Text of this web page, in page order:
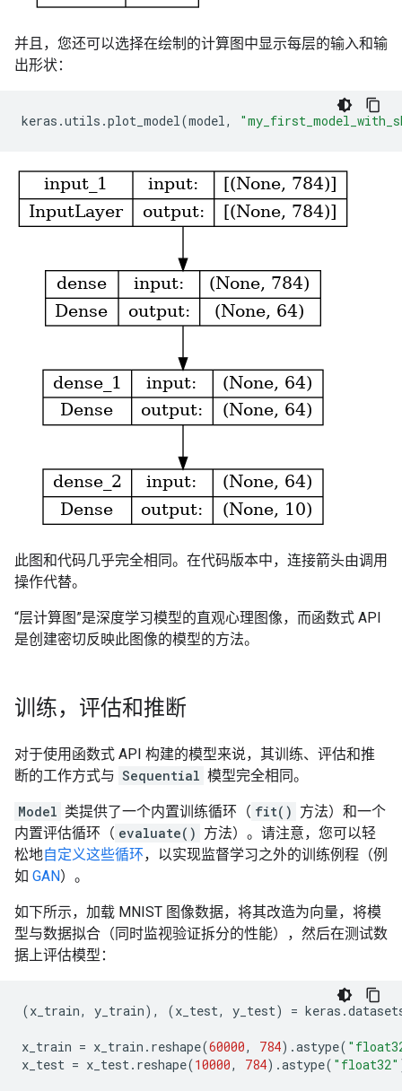
并且，您还可以选择在绘制的计算图中显示每层的输入和输
出形状：
keras .utils .plot_model(model,
此图和代码几乎完全相同。在代码版本中，连接箭头由调用
操作代替。
“层计算图”是深度学习模型的直观心理图像，而函数式 API
是创建密切反映此图像的模型的方法。
训练，评估和推断
对于使用函数式 API 构建的模型来说，其训练、评估和推
断的工作方式与 Sequential 模型完全相同。
Model 类提供了一个内置训练循环（ fit() 方法）和一个
内置评估循环（ evaluate() 方法）。请注意，您可以轻
松地自定义这些循环，以实现监督学习之外的训练例程（例
如 GAN）。
如下所示，加载 MNIST 图像数据，将其改造为向量，将模
型与数据拟合（同时监视验证拆分的性能），然后在测试数
据上评估模型：
(x_train, y_train), (x_test, y_test) = keras .
x_train = x_train . reshape(60000, 784) .astype(
x_test = x_test. reshape(10000, 784) .astype( "float32"